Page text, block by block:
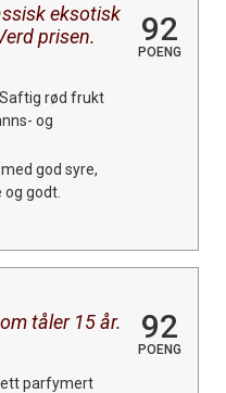
eksotisk
prisen.
92
POENG
rød frukt
og
god syre,
godt.
tåler 15 år.
92
POENG
parfymert